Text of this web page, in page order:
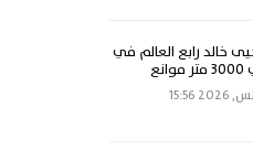
خالد رابع العالم في